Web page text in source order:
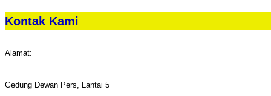
Kontak Kami
Alamat:
Gedung Dewan Pers, Lantai 5